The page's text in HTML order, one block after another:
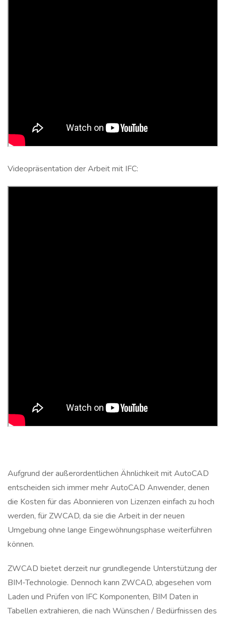
Videopräsentation der Arbeit mit IFC:
Aufgrund der außerordentlichen Ähnlichkeit mit AutoCAD
entscheiden sich immer mehr AutoCAD Anwender, denen
die Kosten für das Abonnieren von Lizenzen einfach zu hoch
werden, für ZWCAD, da sie die Arbeit in der neuen
Umgebung ohne lange Eingewöhnungsphase weiterführen
können.
ZWCAD bietet derzeit nur grundlegende Unterstützung der
BIM-Technologie. Dennoch kann ZWCAD, abgesehen vom
Laden und Prüfen von IFC Komponenten, BIM Daten in
Tabellen extrahieren, die nach Wünschen / Bedürfnissen des